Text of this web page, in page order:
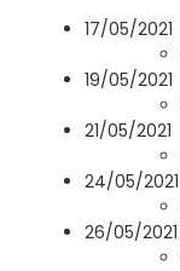
17/05/2021
19/05/2021
21/05/2021
24/05/2021
26/05/2021